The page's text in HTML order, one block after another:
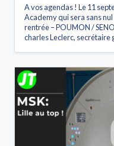
A vos agendas ! Le 11
Academy qui sera sans
rentrée – POUMON /
charles Leclerc, secrétaire